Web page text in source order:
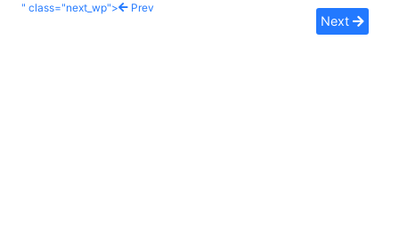
" class="next_wp">
Prev
Next